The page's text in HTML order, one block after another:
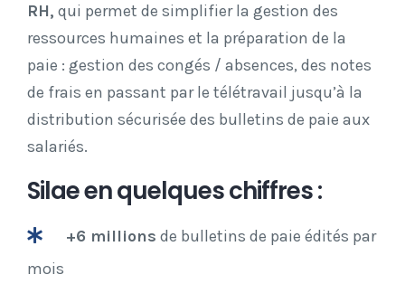
RH, qui permet de simplifier la gestion des
ressources humaines et la préparation de la
paie : gestion des congés / absences, des notes
de frais en passant par le télétravail jusqu’à la
distribution sécurisée des bulletins de paie aux
salariés.
Silae en quelques chiffres :
+6 millions de bulletins de paie édités par
mois